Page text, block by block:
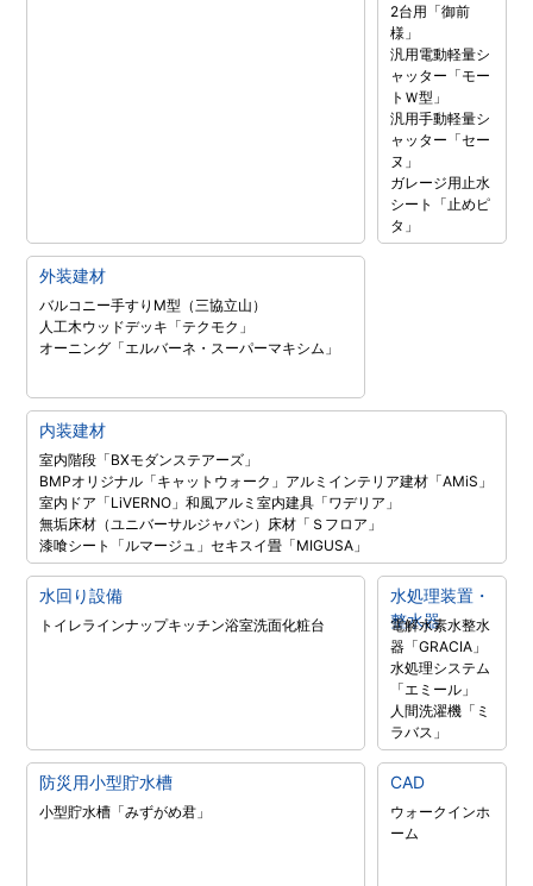
2台用「御前
様」
汎用電動軽量シ
ャッター「モー
トＷ型」
汎用手動軽量シ
ャッター「セー
ヌ」
ガレージ用止水
シート「止めピ
タ」
外装建材
バルコニー手すりM型（三協立山）
人工木ウッドデッキ「テクモク」
オーニング「エルバーネ・スーパーマキシム」
内装建材
室内階段「BXモダンステアーズ」
BMPオリジナル「キャットウォーク」 アルミインテリア建材「AMiS」
室内ドア「LiVERNO」和風アルミ室内建具「ワデリア」
無垢床材（ユニバーサルジャパン） 床材「Ｓフロア」
漆喰シート「ルマージュ」セキスイ畳「MIGUSA」
水回り設備
トイレラインナップキッチン浴室洗面化粧台
水処理装置・
整水器
電解水素水整水
器「GRACIA」
水処理システム
「エミール」
人間洗濯機「ミ
ラバス」
防災用小型貯水槽
小型貯水槽「みずがめ君」
CAD
ウォークインホ
ーム